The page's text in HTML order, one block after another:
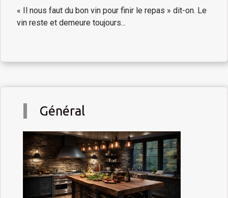
« Il nous faut du bon vin pour finir le repas » dit-on. Le
vin reste et demeure toujours...
Général